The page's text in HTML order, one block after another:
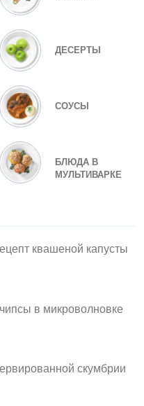
ДЕСЕРТЫ
СОУСЫ
БЛЮДА В
МУЛЬТИВАРКЕ
квашеной капусты
в микроволновке
скумбрии